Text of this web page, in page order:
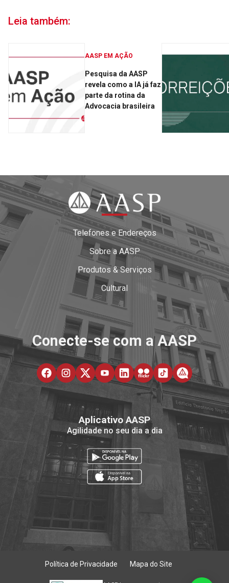
Leia também:
AASP EM AÇÃO
Pesquisa da AASP
revela como a IA já faz
parte da rotina da
Advocacia brasileira
Telefones e Endereços
Sobre a AASP
Produtos & Serviços
Cultural
Conecte-se com a AASP
Aplicativo AASP
Agilidade no seu dia a dia
Política de Privacidade Mapa do Site